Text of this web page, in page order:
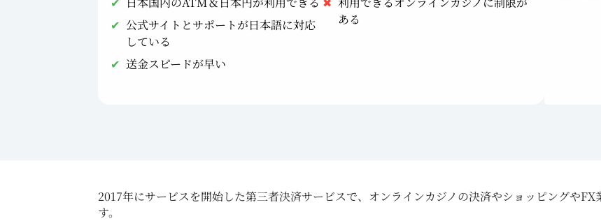
公式サイトとサポートが日本語に対応
している
送金スピードが早い
ある
2017年にサービスを開始した第三者決済サービスで、オンラインカジノの決済やショッピングや
す。